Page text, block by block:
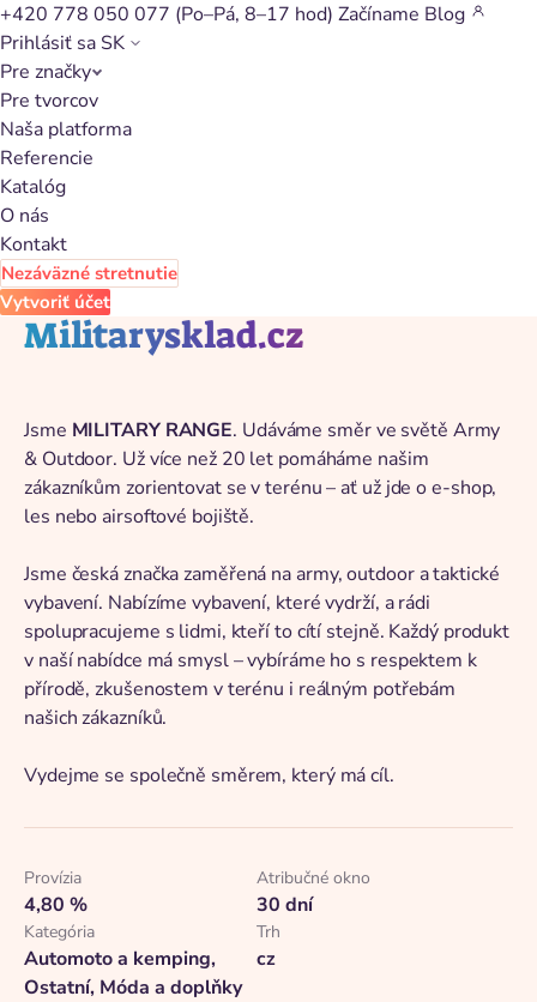
+420 778 050 077 (Po–Pá, 8–17 hod) Začíname Blog
Prihlásiť sa SK
Pre značky
Pre tvorcov
Naša platforma
Referencie
Katalóg
O nás
Kontakt
Nezáväzné stretnutie
Vytvoriť účet
Späť na katalóg
Militarysklad.cz
Jsme MILITARY RANGE. Udáváme směr ve světě Army
& Outdoor. Už více než 20 let pomáháme našim
zákazníkům zorientovat se v terénu – ať už jde o e-shop,
les nebo airsoftové bojiště.
Jsme česká značka zaměřená na army, outdoor a taktické
vybavení. Nabízíme vybavení, které vydrží, a rádi
spolupracujeme s lidmi, kteří to cítí stejně. Každý produkt
v naší nabídce má smysl – vybíráme ho s respektem k
přírodě, zkušenostem v terénu i reálným potřebám
našich zákazníků.
Vydejme se společně směrem, který má cíl.
Provízia
4,80 %
Atribučné okno
30 dní
Kategória
Automoto a kemping,
Ostatní, Móda a doplňky
Trh
cz